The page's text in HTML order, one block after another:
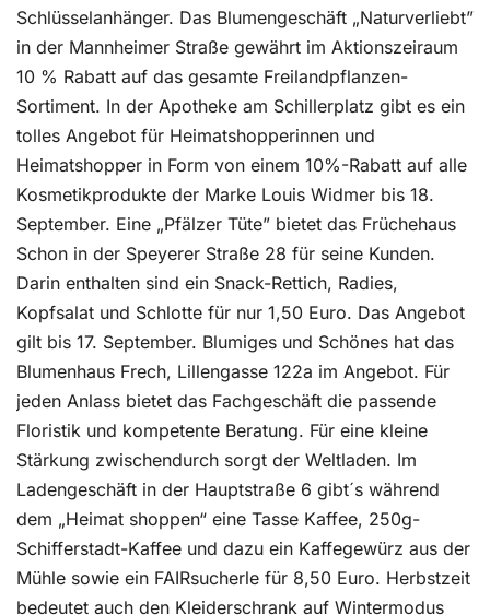
Schlüsselanhänger. Das Blumengeschäft „Naturverliebt”
in der Mannheimer Straße gewährt im Aktionszeiraum
10 % Rabatt auf das gesamte Freilandpflanzen-
Sortiment. In der Apotheke am Schillerplatz gibt es ein
tolles Angebot für Heimatshopperinnen und
Heimatshopper in Form von einem 10%-Rabatt auf alle
Kosmetikprodukte der Marke Louis Widmer bis 18.
September. Eine „Pfälzer Tüte” bietet das Früchehaus
Schon in der Speyerer Straße 28 für seine Kunden.
Darin enthalten sind ein Snack-Rettich, Radies,
Kopfsalat und Schlotte für nur 1,50 Euro. Das Angebot
gilt bis 17. September. Blumiges und Schönes hat das
Blumenhaus Frech, Lillengasse 122a im Angebot. Für
jeden Anlass bietet das Fachgeschäft die passende
Floristik und kompetente Beratung. Für eine kleine
Stärkung zwischendurch sorgt der Weltladen. Im
Ladengeschäft in der Hauptstraße 6 gibt´s während
dem „Heimat shoppen“ eine Tasse Kaffee, 250g-
Schifferstadt-Kaffee und dazu ein Kaffegewürz aus der
Mühle sowie ein FAIRsucherle für 8,50 Euro. Herbstzeit
bedeutet auch den Kleiderschrank auf Wintermodus